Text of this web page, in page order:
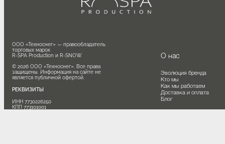
ООО «Техноснег» — правообладатель
торговых марок
R-SPA Production и R-SNOW.
© 2026 ООО «Техноснег». Все права
защищены. Информация на сайте не
является публичной офертой.
РЕКВИЗИТЫ
ИНН 7730226250
КПП 773101001
О нас
Эволюция бренда
Кто мы
Как мы работаем
Доставка и оплата
Блог